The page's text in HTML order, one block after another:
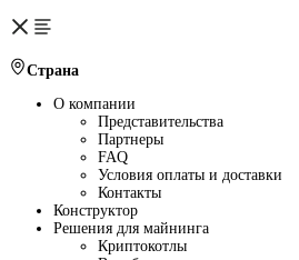
Страна
О компании
Представительства
Партнеры
FAQ
Условия оплаты и доставки
Контакты
Конструктор
Решения для майнинга
Криптокотлы